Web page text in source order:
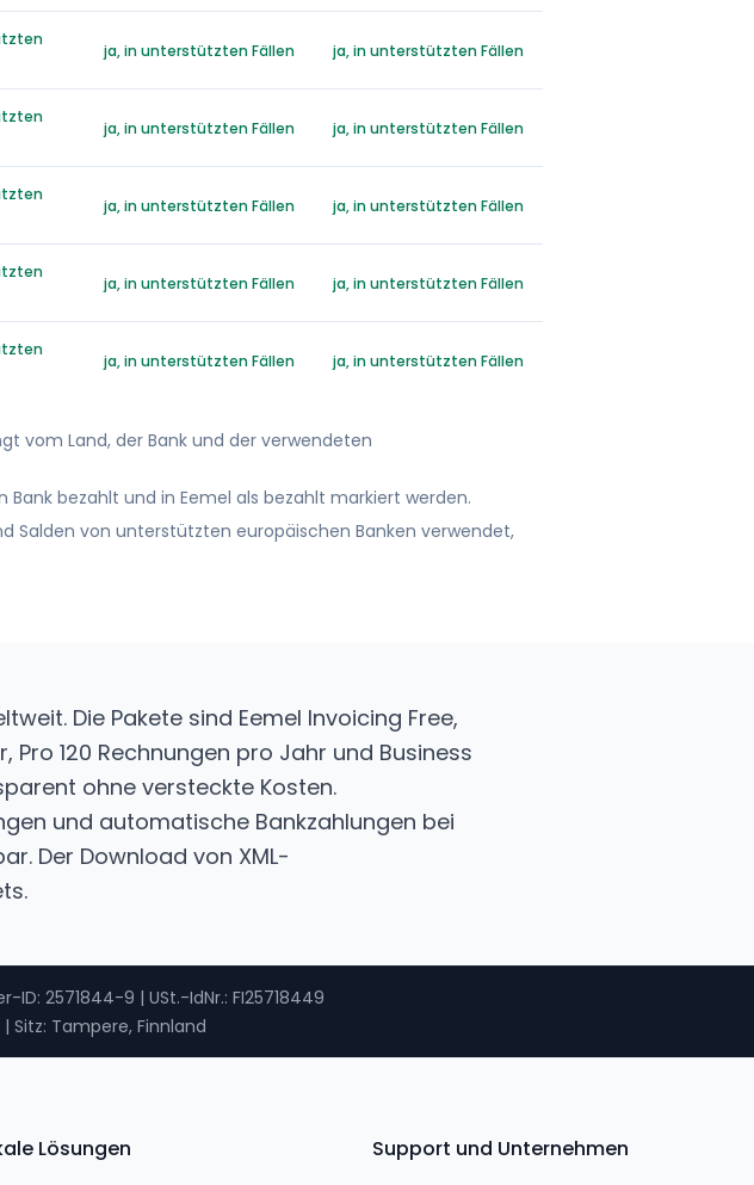
ja, in unterstützten Fällen ja, in unterstützten Fällen
ja, in unterstützten Fällen ja, in unterstützten Fällen
ja, in unterstützten Fällen ja, in unterstützten Fällen
ja, in unterstützten Fällen ja, in unterstützten Fällen
ja, in unterstützten Fällen ja, in unterstützten Fällen
vom Land, der Bank und der verwendeten
bezahlt und in Eemel als bezahlt markiert werden.
Salden von unterstützten europäischen Banken verwendet,
Die Pakete sind Eemel Invoicing Free,
Pro 120 Rechnungen pro Jahr und Business
ohne versteckte Kosten.
und automatische Bankzahlungen bei
Der Download von XML-
ID: 2571844-9 | USt.-IdNr.: FI25718449
| Sitz: Tampere, Finnland
Lösungen
Support und Unternehmen